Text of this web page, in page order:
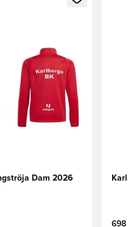
Dam 2026
698